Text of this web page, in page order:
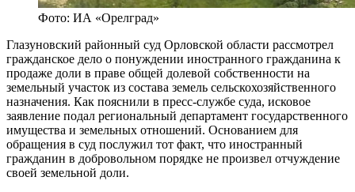
Фото: ИА «Орелград»
Глазуновский районный суд Орловской области рассмотрел
гражданское дело о понуждении иностранного гражданина к
продаже доли в праве общей долевой собственности на
земельный участок из состава земель сельскохозяйственного
назначения. Как пояснили в пресс-службе суда, исковое
заявление подал региональный департамент государственного
имущества и земельных отношений. Основанием для
обращения в суд послужил тот факт, что иностранный
гражданин в добровольном порядке не произвел отчуждение
своей земельной доли.